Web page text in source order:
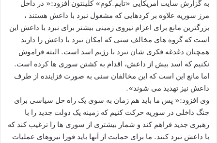
به گزارش سایت آمریکایی «تایم.کوم» کلینتون افزود:« در داخل
مرز سوریه علاوه بر کردهایی که مشغول نبرد با داعش هستند ،
بزرگترین مانع برای اعزام نیروی زمینی بیشتر برای نبرد با داعش این
است که گروه های مخالف سنی که امکان نبرد با داعش را دارند
همچنان دغدغه فکری شان نبرد با رژیم اسد است. البته فراموش
نکنیم که اسد بیش از داعش، اقدام به کشتن سوری ها کرده است.
اما مانع این است که این مخالفان سنی به صورت فزاینده از طرف
داعش نیز تهدید می شوند».
وی افزود:« پس ما باید هم زمان به سوی یک راه حل سیاسی برای
جنگ داخلی در سوریه حرکت کنیم که زمینه یک دولت جدید را با
رهبری جدید فراهم کند و شمار بیشتری از سوری ها را ترغیب کند که
با داعش نبرد کنند. ما برای حمایت از آنها باید فورا نیروهای عملیات